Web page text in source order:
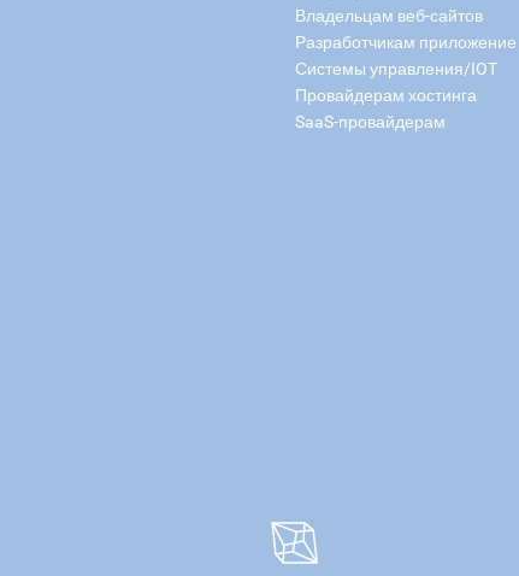
Владельцам веб-сайтов
Разработчикам приложение
Системы управления/IOT
Провайдерам хостинга
SaaS-провайдерам